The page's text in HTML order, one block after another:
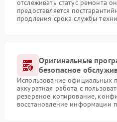
отслеживать статус ремонта
предоставляется
продления срока службы
Оригинальные
безопасное
Использование официальных
аккуратная работа с
резервное копирование,
восстановление информации